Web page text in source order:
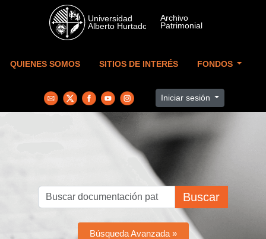
Skip to main content
QUIENES SOMOS SITIOS DE INTERÉS FONDOS
Iniciar sesión
Buscar
Búsqueda Avanzada »